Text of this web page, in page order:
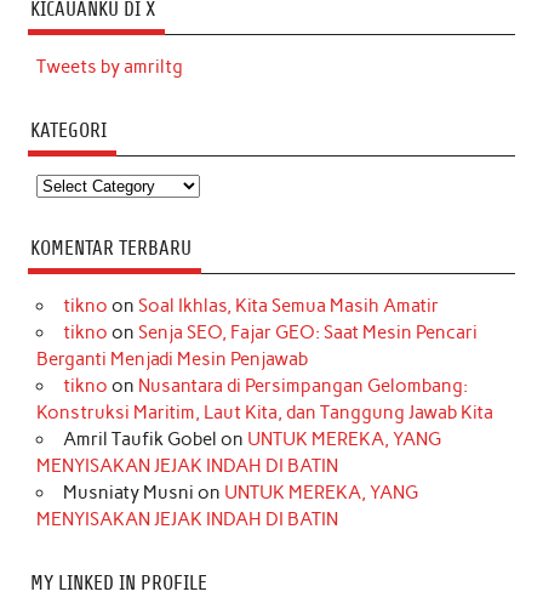
KICAUANKU DI X
Tweets by amriltg
KATEGORI
Kategori
KOMENTAR TERBARU
tikno on Soal Ikhlas, Kita Semua Masih Amatir
tikno on Senja SEO, Fajar GEO: Saat Mesin Pencari
Berganti Menjadi Mesin Penjawab
tikno on Nusantara di Persimpangan Gelombang:
Konstruksi Maritim, Laut Kita, dan Tanggung Jawab Kita
Amril Taufik Gobel on UNTUK MEREKA, YANG
MENYISAKAN JEJAK INDAH DI BATIN
Musniaty Musni on UNTUK MEREKA, YANG
MENYISAKAN JEJAK INDAH DI BATIN
MY LINKED IN PROFILE